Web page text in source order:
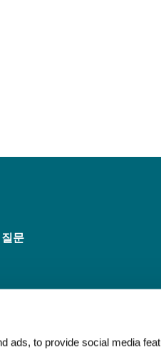
ads, to provide social media
문